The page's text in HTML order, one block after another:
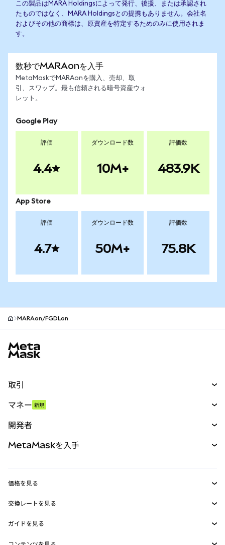
この製品はMARA Holdingsによって発行、後援、または承認され
たものではなく、MARA Holdingsとの提携もありません。会社名
およびその他の商標は、原資産を特定するためのみに使用されま
す。
数秒でMARAonを入手
MetaMaskでMARAonを購入、売却、取
引、スワップ。最も信頼される暗号資産ウォ
レット。
Google Play
評価
4.4
ダウンロード数
10M+
評価数
483.9K
App Store
評価
4.7
ダウンロード数
50M+
評価数
75.8K
MARAon/FGDLon
取引
パーペチュアル
RWA
マネー 新規
開発者
MetaMask Connect
Snaps
MetaMaskを入手
セキュリティ
価格を見る
イーサリアムの価格
Solanaの価格
交換レートを見る
ETH→USD
USDT→INR
ガイドを見る